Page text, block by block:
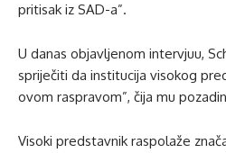
pritisak iz SAD-a”.
U danas objavljenom intervjuu,
spriječiti da institucija visokog
ovom raspravom”, čija mu
Visoki predstavnik raspolaže